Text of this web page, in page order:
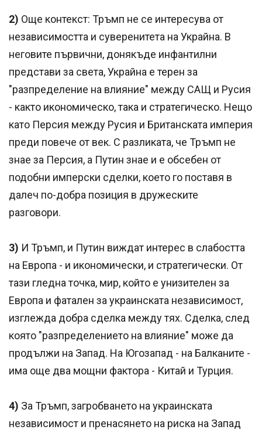
2) Още контекст: Тръмп не се интересува от
независимостта и суверенитета на Украйна. В
неговите първични, донякъде инфантилни
представи за света, Украйна е терен за
"разпределение на влияние" между САЩ и Русия
- както икономическо, така и стратегическо. Нещо
като Персия между Русия и Британската империя
преди повече от век. С разликата, че Тръмп не
знае за Персия, а Путин знае и е обсебен от
подобни имперски сделки, което го поставя в
далеч по-добра позиция в дружеските
разговори.
3) И Тръмп, и Путин виждат интерес в слабостта
на Европа - и икономически, и стратегически. От
тази гледна точка, мир, който е унизителен за
Европа и фатален за украинската независимост,
изглежда добра сделка между тях. Сделка, след
която "разпределението на влияние" може да
продължи на Запад. На Югозапад - на Балканите -
има още два мощни фактора - Китай и Турция.
4) За Тръмп, загробването на украинската
независимост и пренасянето на риска на Запад